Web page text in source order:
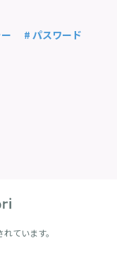
# パスワード
ています。